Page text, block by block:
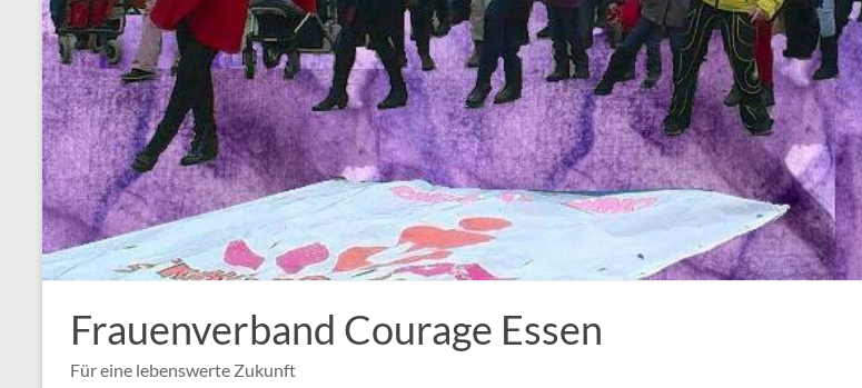
Frauenverband Courage Essen
Für eine lebenswerte Zukunft